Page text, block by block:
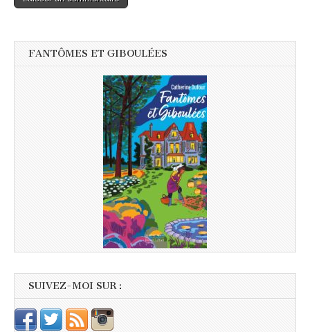
FANTÔMES ET GIBOULÉES
SUIVEZ-MOI SUR :